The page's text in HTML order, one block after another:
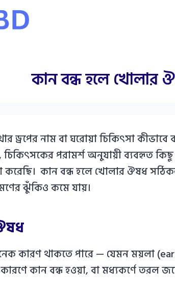
কান বন্ধ হলে খোলার
ড্রপের নাম বা ঘরোয়া চিকিৎসা কীভাবে
পরামর্শ অনুযায়ী ব্যবহৃত
করেছি। কান বন্ধ হলে খোলার ঔষধ
ঝুঁকিও কমে যায়।
কারণ থাকতে পারে — যেমন ময়লা
কান বন্ধ হওয়া, বা মধ্যকর্ণে তরল